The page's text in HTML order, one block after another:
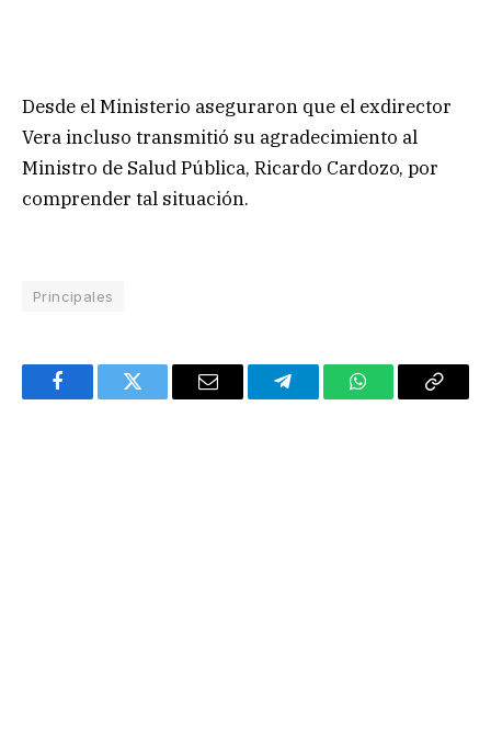
Desde el Ministerio aseguraron que el exdirector
Vera incluso transmitió su agradecimiento al
Ministro de Salud Pública, Ricardo Cardozo, por
comprender tal situación.
Principales
FacebookTwitter Email TelegramWhatsAppCopy